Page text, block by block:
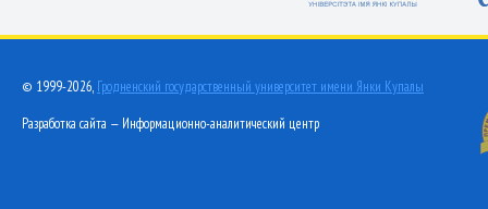
© 1999-2026, Гродненский государственный университет имени Янки Купалы
Разработка сайта — Информационно-аналитический центр